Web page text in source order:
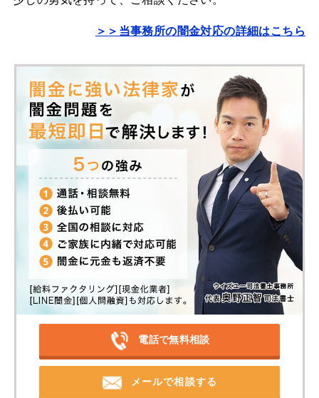
＞＞当事務所の闇金対応の詳細はこちら
電話で無料相談
メールで相談する